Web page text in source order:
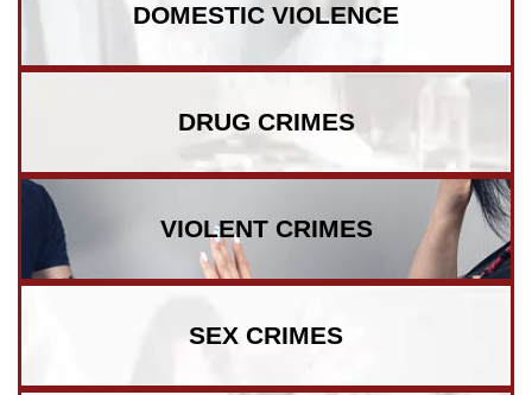
DOMESTIC VIOLENCE
DRUG CRIMES
VIOLENT CRIMES
SEX CRIMES